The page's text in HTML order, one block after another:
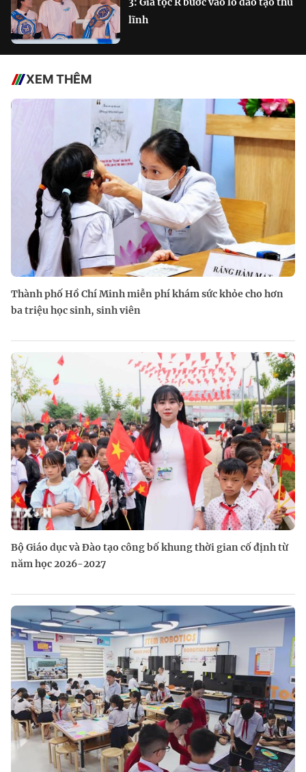
lĩnh
XEM THÊM
Thành phố Hồ Chí Minh miễn phí khám sức khỏe cho hơn
ba triệu học sinh, sinh viên
Bộ Giáo dục và Đào tạo công bố khung thời gian cố định từ
năm học 2026-2027